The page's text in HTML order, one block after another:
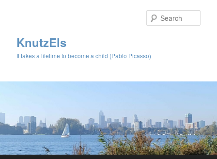
KnutzEls
It takes a lifetime to become a child (Pablo Picasso)